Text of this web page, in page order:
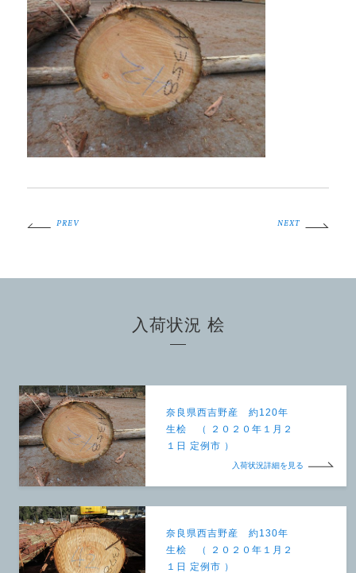
PREV NEXT
入荷状況 桧
奈良県西吉野産 約120年
生桧 （ ２０２０年１月２
１日 定例市 ）
入荷状況詳細を見る
奈良県西吉野産 約130年
生桧 （ ２０２０年１月２
１日 定例市 ）